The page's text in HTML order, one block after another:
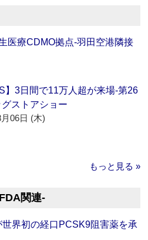
医療CDMO拠点‐羽田空港隣接
】3日間で11万人超が来場‐第26
ストアショー
06日 (木)
もっと見る »
関連‐
界初の経口PCSK9阻害薬を承